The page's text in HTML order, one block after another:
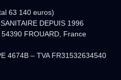
63 140 euros)
DEPUIS 1996
FROUARD, France
4674B – TVA FR31532634540